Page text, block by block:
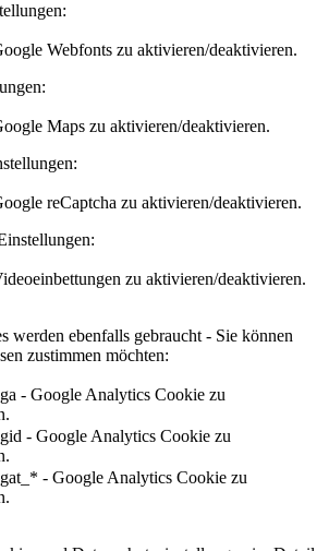
Webfonts zu aktivieren/deaktivieren.
Maps zu aktivieren/deaktivieren.
reCaptcha zu aktivieren/deaktivieren.
zu aktivieren/deaktivieren.
werden ebenfalls gebraucht - Sie können
zustimmen möchten:
- Google Analytics Cookie zu
- Google Analytics Cookie zu
- Google Analytics Cookie zu